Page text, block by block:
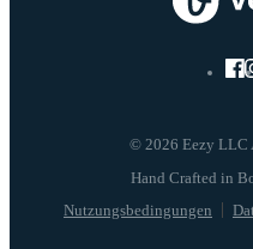
© 2026 Eezy LLC
Nutzungsbedingungen